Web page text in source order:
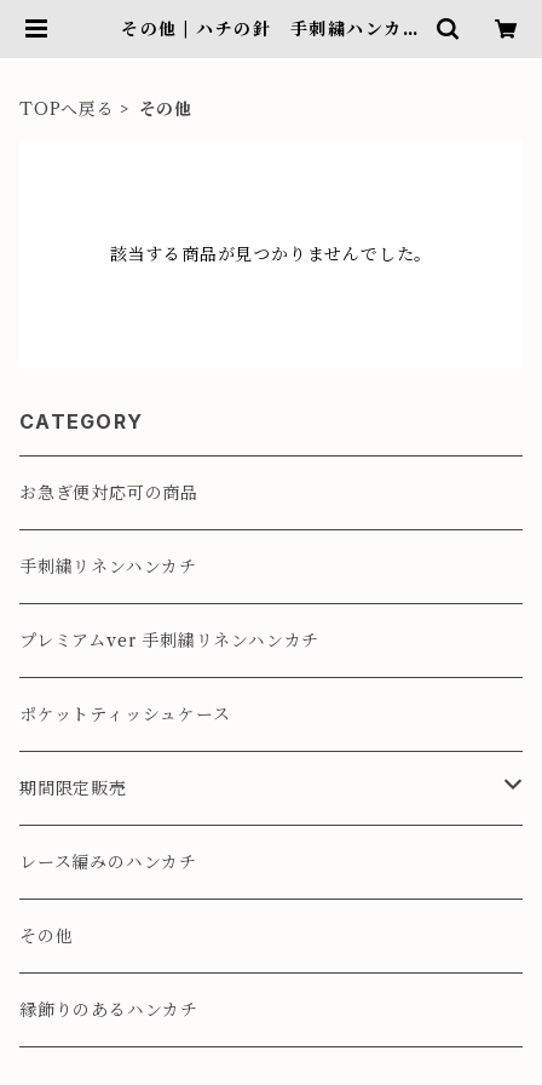
その他 | ハチの針 手刺繍ハンカチ
TOPへ戻る その他
該当する商品が見つかりませんでした。
CATEGORY
お急ぎ便対応可の商品
手刺繍リネンハンカチ
プレミアムver 手刺繍リネンハンカチ
ポケットティッシュケース
期間限定販売
・春の期間限定
・夏の期間限定
・秋の期間限定
レース編みのハンカチ
その他
縁飾りのあるハンカチ